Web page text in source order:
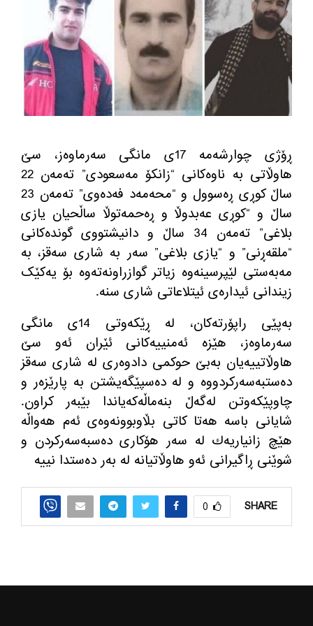
ڕۆژی چوارشەمە 17ی مانگی سەرماوەز، سێ
هاوڵاتی بە ناوەکانی “زانکۆ مەسعودی” تەمەن 22
ساڵ کوڕی ڕەسوول و “محەمەد فەدەوی” تەمەن 23
ساڵ و “کوڕی عەبدوڵا و ڕەحمەتوڵا ساڵحیان یازی
بلاغی” تەمەن 34 ساڵ و دانیشتووی گوندەکانی
“ملقەڕنی” و “یازی بلاغی” سەر بە شاری سەقز، به‌
مه‌به‌ستی لێپرسینەوە زیاتر گوازراونه‌ته‌وه‌ بۆ یەکێک
زیندانی ئیداره‌ی ئیتلاعاتی شاری سنه‌.
بەپێی راپۆرتەکان، لە ڕێکەوتی 14ی مانگی
سەرماوەز، هێزە ئەمنییەکانی ئێران ئەو سێ
هاوڵاتییەیان بەبێ حوکمی دادوەری لە شاری سەقز
دەستبەسەرکردووە و لە دەسپێگەیشتن بە پارێزەر و
چاوپێکەوتن لەگەڵ بنەماڵەکەیاندا بێبەر کراون.
شایانی باسە هه‌تا کاتی بڵاوبوونه‌وه‌ی ئەم هەواڵە
هێچ زانیاریه‌ك له‌ سه‌ر هۆکاری دەسبەسەرکردن و
شوێنی ڕاگیرانی ئەو هاوڵاتیانه‌ لە بەر دەستدا نییە
SHARE
0